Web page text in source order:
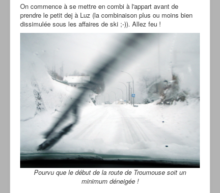
On commence à se mettre en combi à l'appart avant de
prendre le petit dej à Luz (la combinaison plus ou moins bien
dissimulée sous les affaires de ski ;-)). Allez feu !
Pourvu que le début de la route de Troumouse soit un
minimum déneigée !